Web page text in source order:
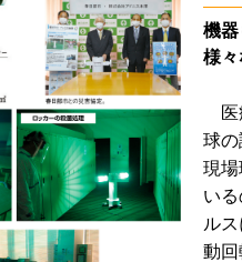
機
様
医
球
現
い
ル
動